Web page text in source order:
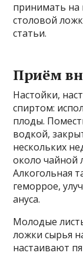
принимать на
столовой
статьи.
Приём
Настойки,
спиртом:
плоды.
водкой,
нескольких
около чайной
Алкогольная
геморрое,
ануса.
Молодые
ложки сырья
настаивают